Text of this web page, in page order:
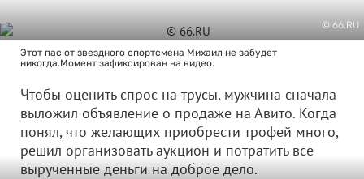
© 66.RU
Этот пас от звездного спортсмена Михаил не забудет
никогда.Момент зафиксирован на видео.
Чтобы оценить спрос на трусы, мужчина сначала
выложил объявление о продаже на Авито. Когда
понял, что желающих приобрести трофей много,
решил организовать аукцион и потратить все
вырученные деньги на доброе дело.